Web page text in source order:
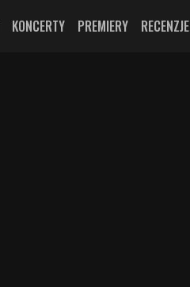
KONCERTY PREMIERY RECENZJE